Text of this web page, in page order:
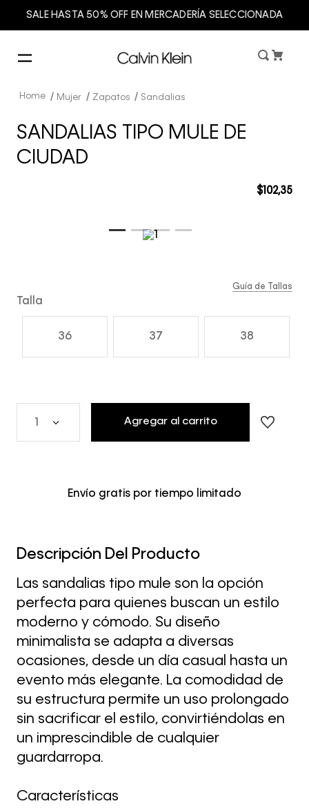
SALE HASTA 50% OFF EN MERCADERÍA SELECCIONADA
Mujer Zapatos Sandalias
SANDALIAS TIPO MULE DE
CIUDAD
$102,35
Talla
36 37 38
Guía de Tallas
Agregar al carrito
Envío gratis por tiempo limitado
Descripción Del Producto
Las sandalias tipo mule son la opción
perfecta para quienes buscan un estilo
moderno y cómodo. Su diseño
minimalista se adapta a diversas
ocasiones, desde un día casual hasta un
evento más elegante. La comodidad de
su estructura permite un uso prolongado
sin sacrificar el estilo, convirtiéndolas en
un imprescindible de cualquier
guardarropa.
Características